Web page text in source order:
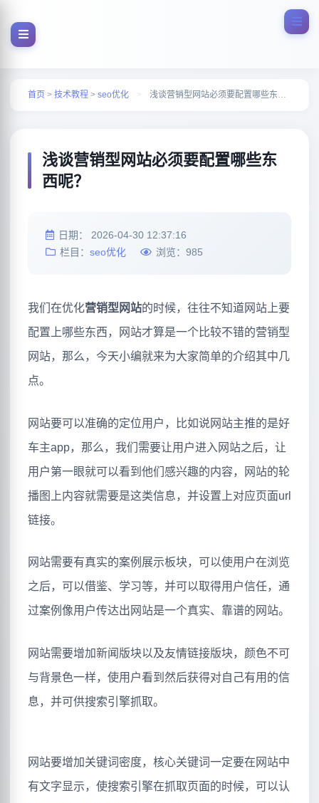
首页 > 技术教程 > seo优化 > 浅谈营销型网站必须要配置哪些东西呢？
浅谈营销型网站必须要配置哪些东
西呢？
日期： 2026-04-30 12:37:16
栏目： seo优化 浏览： 985
我们在优化营销型网站的时候，往往不知道网站上要
配置上哪些东西，网站才算是一个比较不错的营销型
网站，那么，今天小编就来为大家简单的介绍其中几
点。
网站要可以准确的定位用户，比如说网站主推的是好
车主app，那么，我们需要让用户进入网站之后，让
用户第一眼就可以看到他们感兴趣的内容，网站的轮
播图上内容就需要是这类信息，并设置上对应页面url
链接。
网站需要有真实的案例展示板块，可以使用户在浏览
之后，可以借鉴、学习等，并可以取得用户信任，通
过案例像用户传达出网站是一个真实、靠谱的网站。
网站需要增加新闻版块以及友情链接版块，颜色不可
与背景色一样，使用户看到然后获得对自己有用的信
息，并可供搜索引擎抓取。
网站要增加关键词密度，核心关键词一定要在网站中
有文字显示，使搜索引擎在抓取页面的时候，可以认